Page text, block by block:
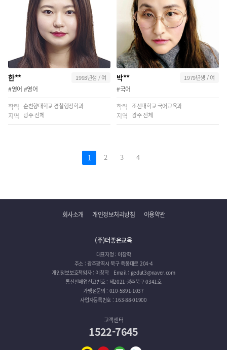
한**
#영어 #영어
1993년생 / 여
학력 순천향대학교 경찰행정학과
지역 광주 전체
박**
#국어
1979년생 / 여
학력 조선대학교 국어교육과
지역 광주 전체
1 2 3 4
회사소개 개인정보처리방침 이용약관
(주)더좋은교육
대표자명 : 이창학
주소 : 광주광역시 북구 죽봉대로 204-4
개인정보보호책임자 : 이창학
Email : gedut3@naver.com
통신판매업신고번호 : 제2021-광주북구-0341호
가맹점문의 : 010-5891-1037
사업자등록번호 : 163-88-01900
고객센터
1522-7645